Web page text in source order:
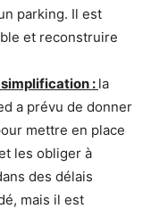
parking. Il est
et reconstruire
simplification : la
a prévu de donner
mettre en place
les obliger à
des délais
mais il est